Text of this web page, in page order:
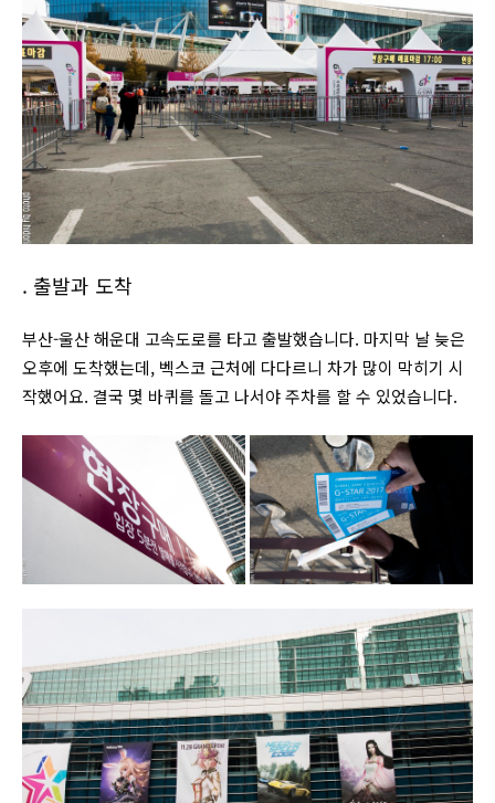
. 출발과 도착
부산-울산 해운대 고속도로를 타고 출발했습니다. 마지막 날 늦은
오후에 도착했는데, 벡스코 근처에 다다르니 차가 많이 막히기 시
작했어요. 결국 몇 바퀴를 돌고 나서야 주차를 할 수 있었습니다.